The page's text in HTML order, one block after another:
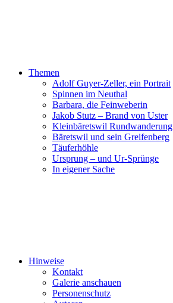
Themen
Adolf Guyer-Zeller, ein Portrait
Spinnen im Neuthal
Barbara, die Feinweberin
Jakob Stutz – Brand von Uster
Kleinbäretswil Rundwanderung
Bäretswil und sein Greifenberg
Täuferhöhle
Ursprung – und Ur-Sprünge
In eigener Sache
Hinweise
Kontakt
Galerie anschauen
Personenschutz